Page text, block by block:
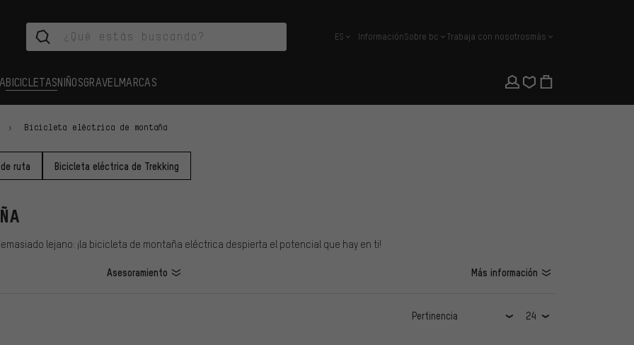
español
ES InformaciónSobre bc Trabaja con nosotrosmás
BICICLETASNIÑOSGRAVEL MARCAS
Bicicleta eléctrica de montaña
ruta Bicicleta eléctrica de Trekking
lejano: ¡la bicicleta de montaña eléctrica despierta el potencial que hay en ti!
Asesoramiento Más información